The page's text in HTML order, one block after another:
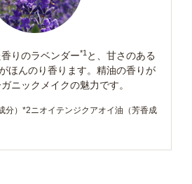
りのラベンダー*1と、甘さのある
ほんのり香ります。精油の香りが
ニックメイクの魅力です。
分）*2ニオイテンジクアオイ油（芳香成